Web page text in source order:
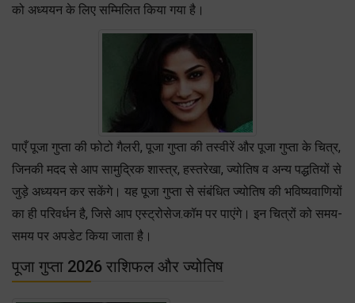
को अध्ययन के लिए सम्मिलित किया गया है।
पाएँ पूजा गुप्ता की फोटो गैलरी, पूजा गुप्ता की तस्वीरें और पूजा गुप्ता के चित्र,
जिनकी मदद से आप सामुद्रिक शास्त्र, हस्तरेखा, ज्योतिष व अन्य पद्धतियों से
जुड़े अध्ययन कर सकेंगे। यह पूजा गुप्ता से संबंधित ज्योतिष की भविष्यवाणियों
का ही परिवर्धन है, जिसे आप एस्ट्रोसेज.कॉम पर पाएंगे। इन चित्रों को समय-
समय पर अपडेट किया जाता है।
पूजा गुप्ता 2026 राशिफल और ज्योतिष